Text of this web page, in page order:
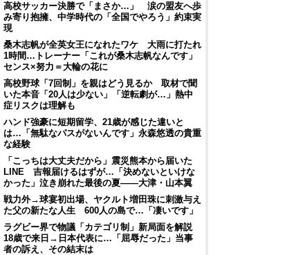
高校サッカー決勝で「まさか…」 涙の盟友へ歩
み寄り抱擁、中学時代の「全国でやろう」約束実
現
桑木志帆が全英女王になれたワケ 大雨に打たれ
1時間…トレーナー「これが桑木志帆なんです」
センス×努力＝大輪の花に
高校野球「7回制」を親はどう見るか 取材で聞
いた本音「20人は少ない」「逆転劇が…」熱中
症リスクは理解も
ハンド強豪に短期留学、21歳が感じた違いと
は…「無駄なパスがないんです」永森悠透の貴重
な経験
「こっちは大丈夫だから」震災熊本から届いた
LINE 吉報届けるはずが…「決めないといけな
かった」泣き崩れた最後の夏――大津・山本翼
戦力外→球宴初出場、ヤクルト増田珠に刺激与え
た父の新たな人生 600人の島で…「凄いです」
ラグビー界で物議「カテゴリ制」新局面を解説
18歳で来日→日本代表に…「屈辱だった」当事
者の訴え、その結末は